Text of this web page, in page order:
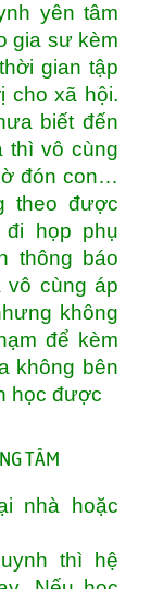
yên tâm
gia sư kèm
gian tập
cho xã hội.
biết đến
thì vô cùng
đón con…
theo được
họp phụ
thông báo
vô cùng áp
không
để kèm
không bên
học được
TÂM
nhà hoặc
thì hệ